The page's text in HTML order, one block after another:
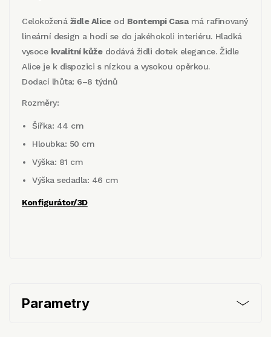
Celokožená židle Aliceod Bontempi Casamá rafinovaný
lineární design a hodí se do jakéhokoli interiéru. Hladká
vysoce kvalitní kůžedodává židli dotek elegance. Židle
Alice je k dispozici s nízkou a vysokou opěrkou.
Dodací lhůta: 6–8 týdnů
Rozměry:
Šířka: 44 cm
Hloubka: 50 cm
Výška: 81 cm
Výška sedadla: 46 cm
Konfigurátor/3D
Parametry